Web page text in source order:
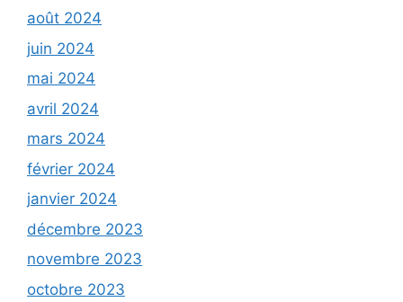
août 2024
juin 2024
mai 2024
avril 2024
mars 2024
février 2024
janvier 2024
décembre 2023
novembre 2023
octobre 2023